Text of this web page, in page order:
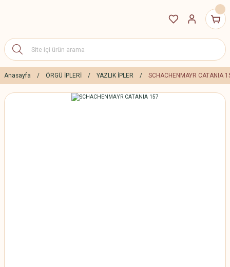
Anasayfa ÖRGÜ İPLERİ YAZLIK İPLER SCHACHENMAYR CATANIA